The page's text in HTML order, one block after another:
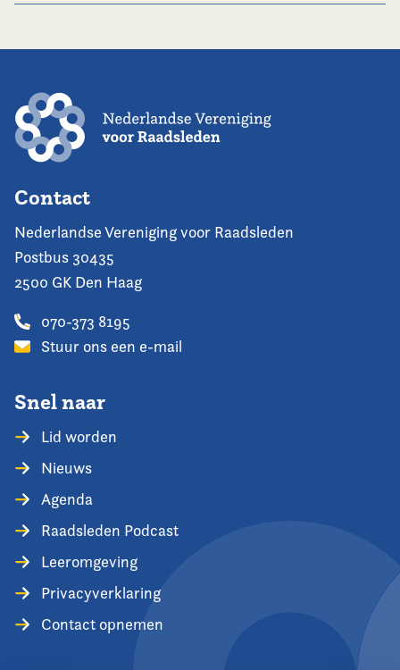
Contact
Nederlandse Vereniging voor Raadsleden
Postbus 30435
2500 GK Den Haag
070-373 8195
Stuur ons een e-mail
Snel naar
Lid worden
Nieuws
Agenda
Raadsleden Podcast
Leeromgeving
Privacyverklaring
Contact opnemen